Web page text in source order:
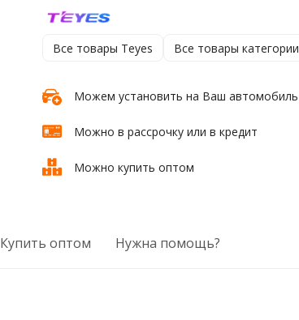
Все товары Teyes Все товары категории
Можем установить на Ваш автомобиль
Можно в рассрочку или в кредит
Можно купить оптом
Купить оптом Нужна помощь?